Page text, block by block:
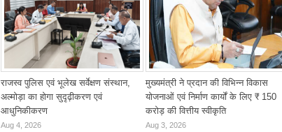
राजस्व पुलिस एवं भूलेख सर्वेक्षण संस्थान,
अल्मोड़ा का होगा सुदृढ़ीकरण एवं
आधुनिकीकरण
Aug 4, 2026
मुख्यमंत्री ने प्रदान की विभिन्न विकास
योजनाओं एवं निर्माण कार्यों के लिए ₹ 150
करोड़ की वित्तीय स्वीकृति
Aug 3, 2026